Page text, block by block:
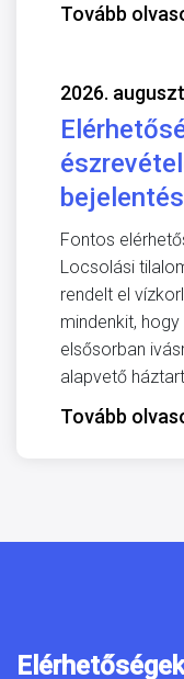
Tovább
2026.
Fontos
Locsolási
rendelt el
mindenkit,
elsősorban
alapvető
Tovább
Elérhetőségek